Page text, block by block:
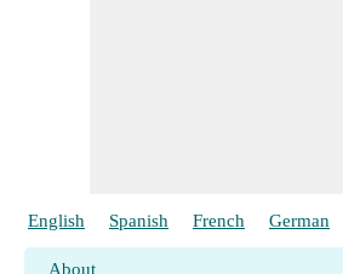
English Spanish French German
About